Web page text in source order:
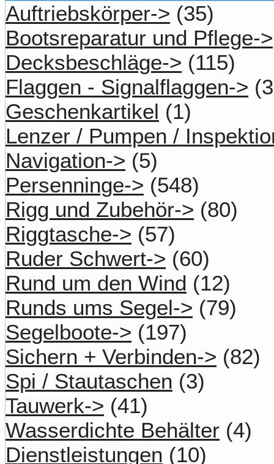
Auftriebskörper-> (35)
Bootsreparatur und Pflege->
Decksbeschläge-> (115)
Flaggen - Signalflaggen->
Geschenkartikel (1)
Lenzer / Pumpen /
Navigation-> (5)
Persenninge-> (548)
Rigg und Zubehör-> (80)
Riggtasche-> (57)
Ruder Schwert-> (60)
Rund um den Wind (12)
Runds ums Segel-> (79)
Segelboote-> (197)
Sichern + Verbinden-> (82)
Spi / Stautaschen (3)
Tauwerk-> (41)
Wasserdichte Behälter (4)
Dienstleistungen (10)